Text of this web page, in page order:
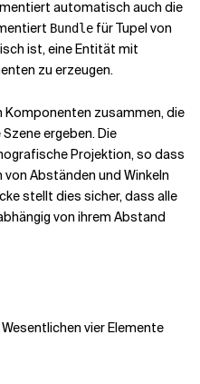
automatisch auch die
Bundle für Tupel von
ist, eine Entität mit
zu erzeugen.
Komponenten zusammen, die
ergeben. Die
Projektion, so dass
Abständen und Winkeln
stellt dies sicher, dass alle
von ihrem Abstand
vier Elemente